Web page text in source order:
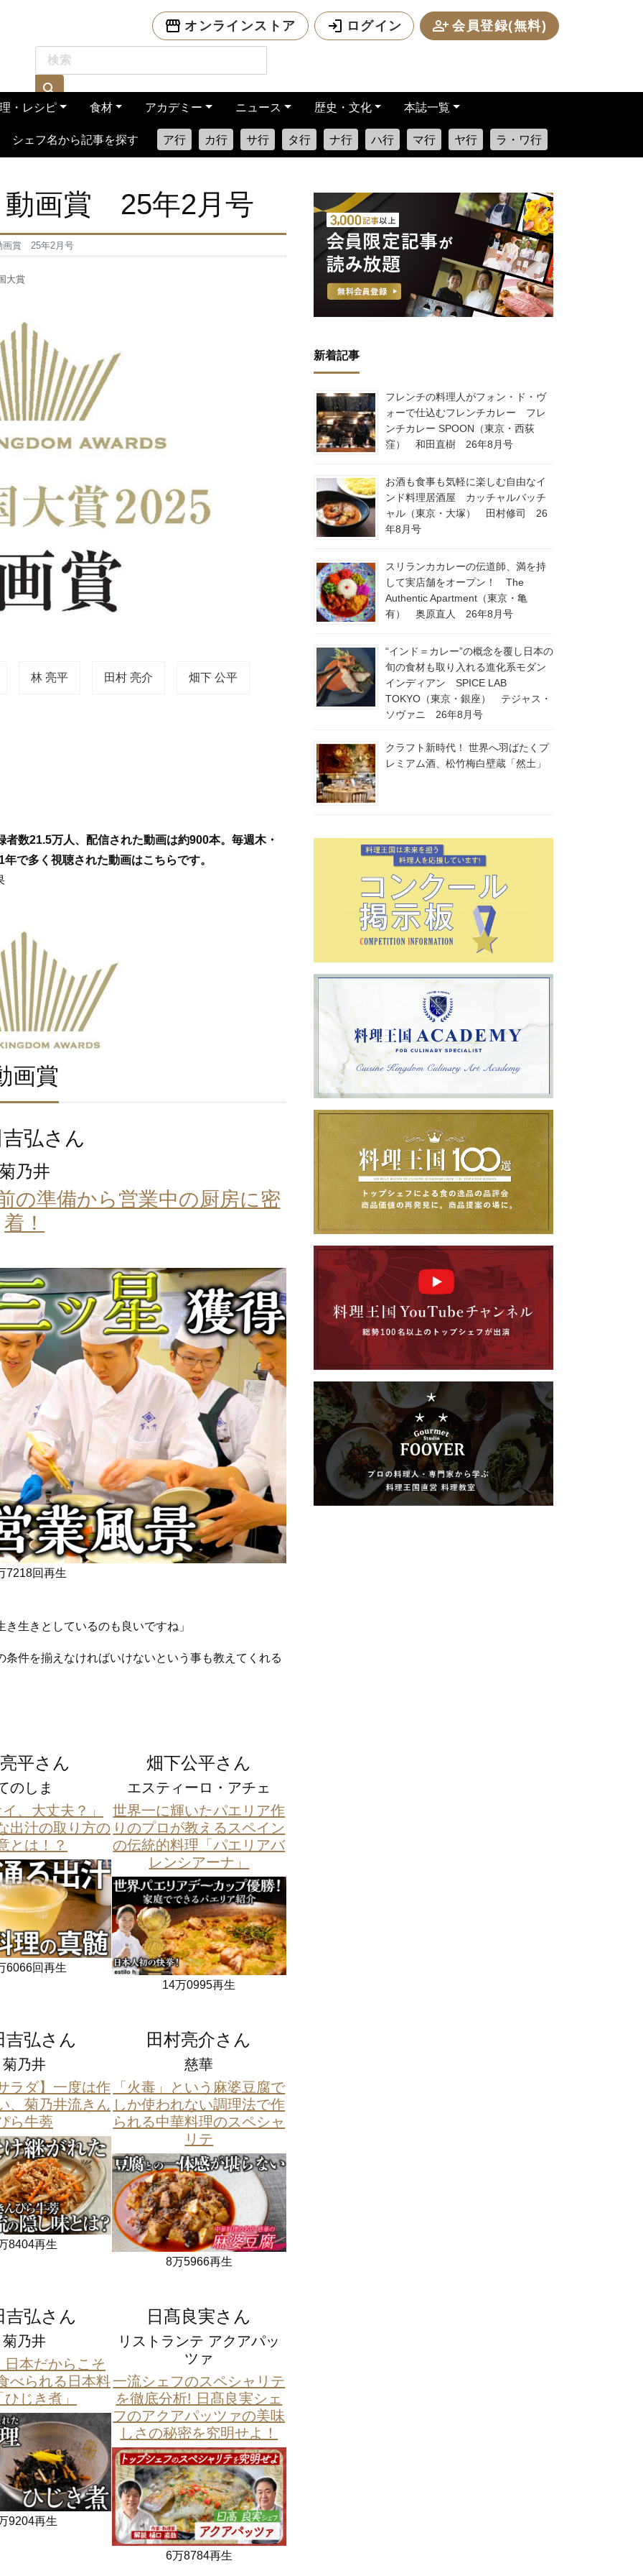
オンラインストア ログイン 会員登録(無料)
・レシピ 食材 アカデミー ニュース 歴史・文化 本誌一覧
シェフ名から記事を探す ア行 カ行 サ行 タ行 ナ行 ハ行 マ行 ヤ行 ラ・ワ行
動画賞 25年2月号
画賞 25年2月号
大賞
林 亮平 田村 亮介 畑下 公平
数21.5万人、配信された動画は約900本。毎週木・
で多く視聴された動画はこちらです。
画賞
弘さん
乃井
の準備から営業中の厨房に密
着！
7218回再生
生きとしているのも良いですね」
件を揃えなければいけないという事も教えてくれる
平さん
のしま
、大丈夫？」
出汁の取り方の
とは！？
6066回再生
畑下公平さん
エスティーロ・アチェ
世界一に輝いたパエリア作
りのプロが教えるスペイン
の伝統的料理「パエリアバ
レンシアーナ」
14万0995再生
吉弘さん
菊乃井
ラダ】一度は作
、菊乃井流きん
ら牛蒡
8404再生
田村亮介さん
慈華
「火毒」という麻婆豆腐で
しか使われない調理法で作
られる中華料理のスペシャ
リテ
8万5966再生
吉弘さん
菊乃井
日本だからこそ
べられる日本料
じき煮」
9204再生
日髙良実さん
リストランテ アクアパッ
ツァ
一流シェフのスペシャリテ
を徹底分析! 日髙良実シェ
フのアクアパッツァの美味
しさの秘密を究明せよ！
6万8784再生
新着記事
フレンチの料理人がフォン・ド・ヴ
ォーで仕込むフレンチカレー フレ
ンチカレー SPOON（東京・西荻
窪） 和田直樹 26年8月号
お酒も食事も気軽に楽しむ自由なイ
ンド料理居酒屋 カッチャルバッチ
ャル（東京・大塚） 田村修司 26
年8月号
スリランカカレーの伝道師、満を持
して実店舗をオープン！ The
Authentic Apartment（東京・亀
有） 奥原直人 26年8月号
“インド＝カレー”の概念を覆し日本の
旬の食材も取り入れる進化系モダン
インディアン SPICE LAB
TOKYO（東京・銀座） テジャス・
ソヴァニ 26年8月号
クラフト新時代！ 世界へ羽ばたくプ
レミアム酒、松竹梅白壁蔵「然土」